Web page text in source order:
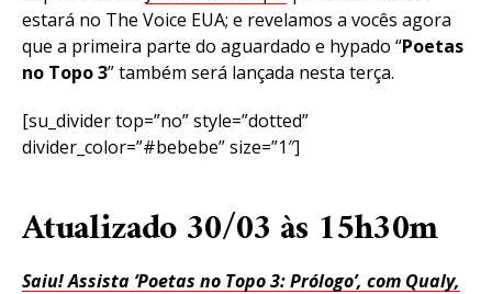
estará no The Voice EUA; e revelamos a vocês agora
que a primeira parte do aguardado e hypado “Poetas
no Topo 3” também será lançada nesta terça.
[su_divider top=”no” style=”dotted”
divider_color=”#bebebe” size=”1″]
Atualizado 30/03 às 15h30m
Saiu! Assista ‘Poetas no Topo 3: Prólogo’, com Qualy,